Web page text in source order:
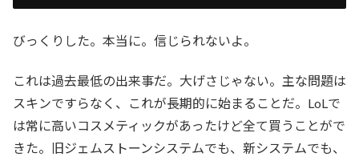
びっくりした。本当に。信じられないよ。
これは過去最低の出来事だ。大げさじゃない。主な問題は
スキンですらなく、これが長期的に始まることだ。LoLで
は常に高いコスメティックがあったけど全て買うことがで
きた。旧ジェムストーンシステムでも、新システムでも、